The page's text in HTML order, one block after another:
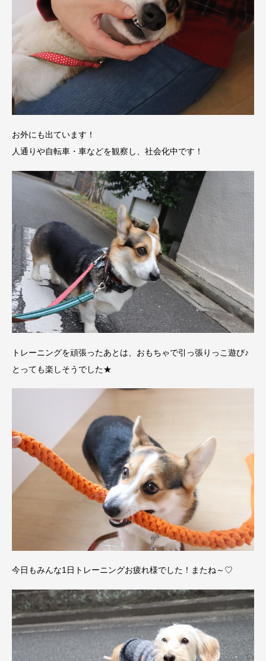
お外にも出ています！
人通りや自転車・車などを観察し、社会化中です！
トレーニングを頑張ったあとは、おもちゃで引っ張りっこ遊び♪
とっても楽しそうでした★
今日もみんな1日トレーニングお疲れ様でした！またね～♡